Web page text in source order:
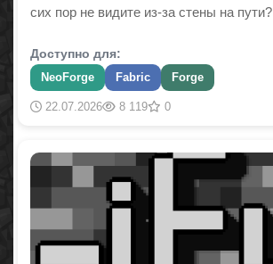
сих пор не видите из-за стены на пути?
Доступно для:
NeoForge Fabric Forge
22.07.2026 8 119 0